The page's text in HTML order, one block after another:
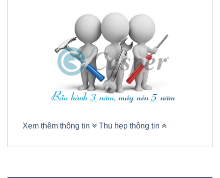
Xem thêm thông tin Thu hẹp thông tin